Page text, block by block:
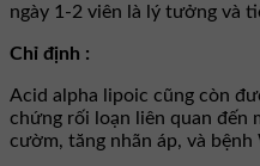
ngày 1-2 viên là lý tưởng và
Chỉ định :
Acid alpha lipoic cũng còn
chứng rối loạn liên quan đến
cườm, tăng nhãn áp, và bệnh